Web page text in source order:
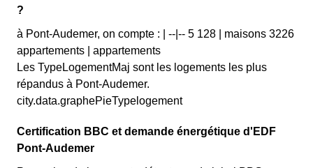
?
à Pont-Audemer, on compte : | --|-- 5 128 | maisons 3226
appartements | appartements
Les TypeLogementMaj sont les logements les plus
répandus à Pont-Audemer.
city.data.graphePieTypelogement
Certification BBC et demande énergétique d'EDF
Pont-Audemer